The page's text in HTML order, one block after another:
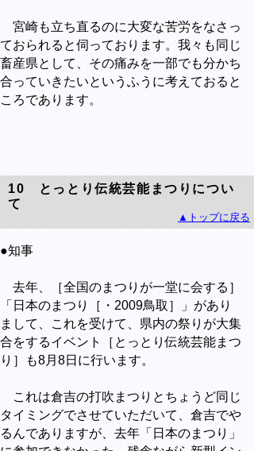
宮崎も立ち直るのに大変な苦労をなさっ
ておられると伺っております。我々も同じ
畜産県として、その痛みを一部でも分かち
合っていきたいというふうに考えておると
ころであります。
10 とっとり伝統芸能まつりについ
て
▲トップに戻る
●知事
去年、［全国のまつりが一堂に会する］
「日本のまつり［・2009鳥取］」があり
まして、これを受けて、県内の祭りが大集
合をするイベント［とっとり伝統芸能まつ
り］も8月8日に行います。
これは倉吉の打吹まつりとちょうど同じ
タイミングでさせていただいて、倉吉でや
るんでありますが、去年「日本のまつり」